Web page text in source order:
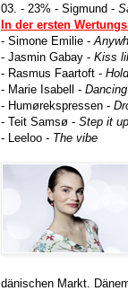
03. - 23% - Sigmund -
In der ersten
- Simone Emilie -
- Jasmin Gabay - Kiss
- Rasmus Faartoft -
- Marie Isabell -
- Humørekspressen -
- Teit Samsø - Step it up
- Leeloo - The vibe
dänischen Markt.